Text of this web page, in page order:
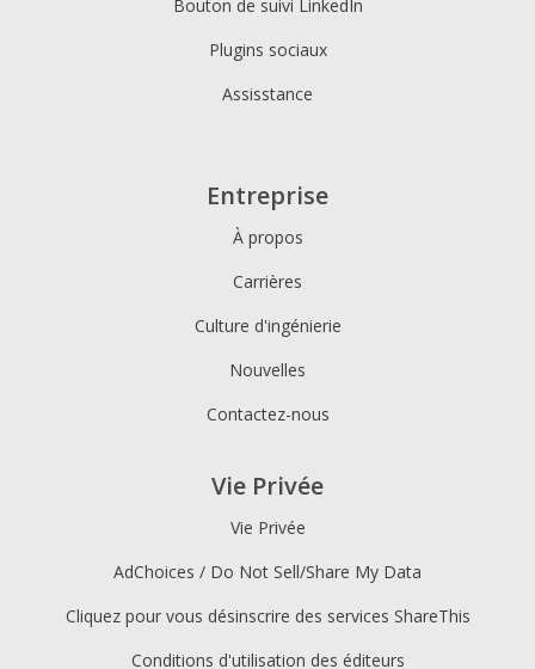
Bouton de suivi LinkedIn
Plugins sociaux
Assisstance
Entreprise
À propos
Carrières
Culture d'ingénierie
Nouvelles
Contactez-nous
Vie Privée
Vie Privée
AdChoices / Do Not Sell/Share My Data
Cliquez pour vous désinscrire des services ShareThis
Conditions d'utilisation des éditeurs